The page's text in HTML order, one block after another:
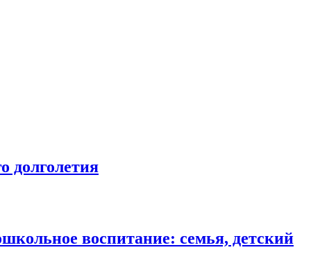
долголетия
воспитание: семья, детский